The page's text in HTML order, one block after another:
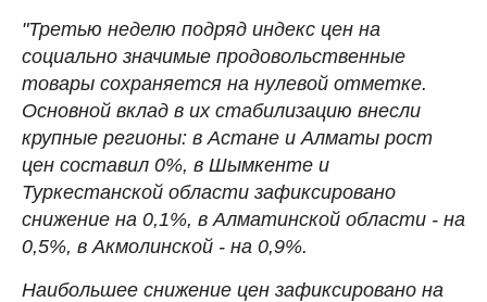
"Третью неделю подряд индекс цен на
социально значимые продовольственные
товары сохраняется на нулевой отметке.
Основной вклад в их стабилизацию внесли
крупные регионы: в Астане и Алматы рост
цен составил 0%, в Шымкенте и
Туркестанской области зафиксировано
снижение на 0,1%, в Алматинской области - на
0,5%, в Акмолинской - на 0,9%.
Наибольшее снижение цен зафиксировано на